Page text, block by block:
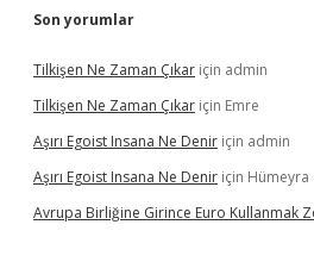
Son yorumlar
Tilkişen Ne Zaman Çıkar için admin
Tilkişen Ne Zaman Çıkar için Emre
Aşırı Egoist Insana Ne Denir için admin
Aşırı Egoist Insana Ne Denir için Hümeyra
Avrupa Birliğine Girince Euro Kullanmak